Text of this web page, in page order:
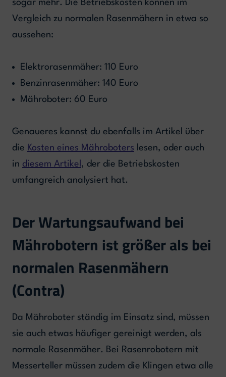
sogar mehr. Die Betriebskosten können im
Vergleich zu normalen Rasenmähern in etwa so
aussehen:
Elektrorasenmäher: 110 Euro
Benzinrasenmäher: 140 Euro
Mähroboter: 60 Euro
Genaueres kannst du ebenfalls im Artikel über
die Kosten eines Mähroboters lesen, oder auch
in diesem Artikel , der die Betriebskosten
umfangreich analysiert hat.
Der Wartungsaufwand bei
Mährobotern ist größer als bei
normalen Rasenmähern
(Contra)
Da Mähroboter ständig im Einsatz sind, müssen
sie auch etwas häufiger gereinigt werden, als
normale Rasenmäher. Bei Rasenrobotern mit
Messerteller müssen zudem die Klingen etwa alle